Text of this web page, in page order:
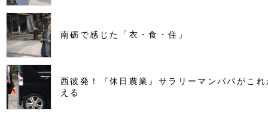
南砺で感じた「衣・食・住」
西彼発！『休日農業』サラリーマンパパがこ
える